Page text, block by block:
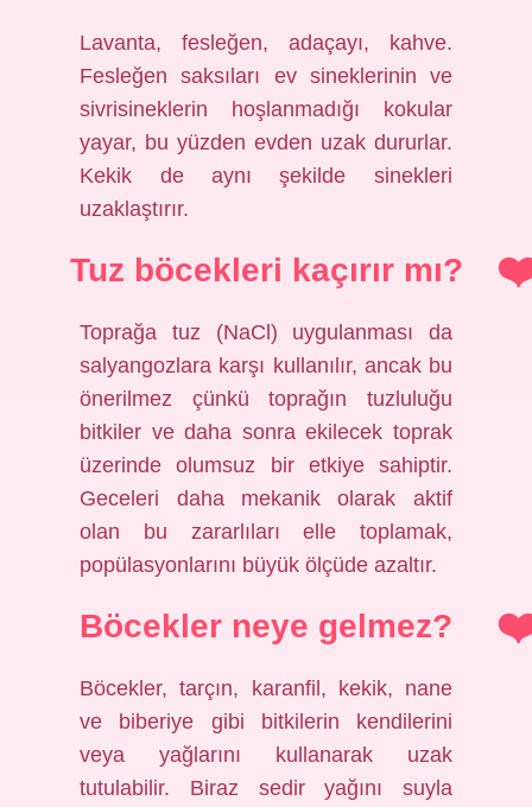
Lavanta, fesleğen, adaçayı, kahve.
Fesleğen saksıları ev sineklerinin ve
sivrisineklerin hoşlanmadığı kokular
yayar, bu yüzden evden uzak dururlar.
Kekik de aynı şekilde sinekleri
uzaklaştırır.
Tuz böcekleri kaçırır mı?
Toprağa tuz (NaCl) uygulanması da
salyangozlara karşı kullanılır, ancak bu
önerilmez çünkü toprağın tuzluluğu
bitkiler ve daha sonra ekilecek toprak
üzerinde olumsuz bir etkiye sahiptir.
Geceleri daha mekanik olarak aktif
olan bu zararlıları elle toplamak,
popülasyonlarını büyük ölçüde azaltır.
Böcekler neye gelmez?
Böcekler, tarçın, karanfil, kekik, nane
ve biberiye gibi bitkilerin kendilerini
veya yağlarını kullanarak uzak
tutulabilir. Biraz sedir yağını suyla